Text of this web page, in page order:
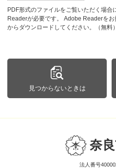
PDF形式のファイルをご覧いただく場
Readerが必要です。
Adobe Readerをお
からダウンロードしてください。（無料）
見つからないときは
奈
法人番号